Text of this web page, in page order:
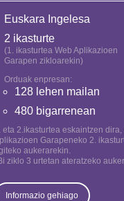
Euskara Ingelesa
2 ikasturte
(1. ikasturtea Web Aplikazioen
Garapen zikloarekin)
Orduak enpresan:
128 lehen mailan
480 bigarrenean
eta 2.ikasturtea eskaintzen dira,
Garapeneko 2.
aukerarekin.
ziklo 3 urtetan ateratzeko
Informazio gehiago